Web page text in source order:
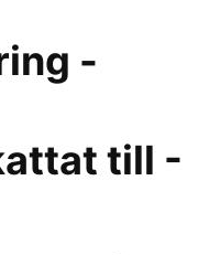
-
till -